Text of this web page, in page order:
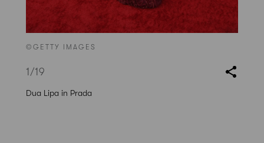
©GETTY IMAGES
1 /19
Dua Lipa in Prada